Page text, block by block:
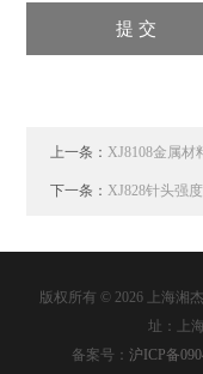
上一条：XJ8108金属材
下一条：XJ828针头强
版权所有 © 2026 上海湘
址：上
备案号： 沪ICP备